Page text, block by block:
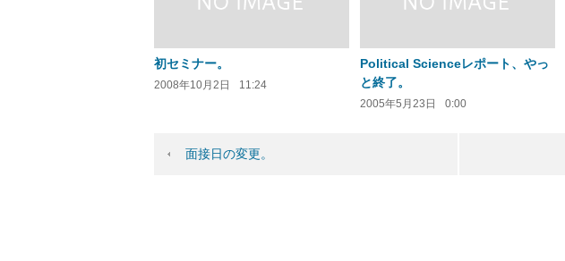
初セミナー。
2008年10月2日 11:24
Political Scienceレポート、やっ
と終了。
2005年5月23日 0:00
面接日の変更。